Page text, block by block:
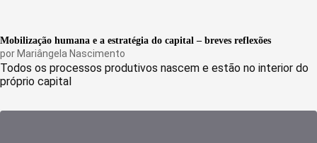
Mobilização humana e a estratégia do capital – breves reflexões
por Mariângela Nascimento
Todos os processos produtivos nascem e estão no interior do
próprio capital